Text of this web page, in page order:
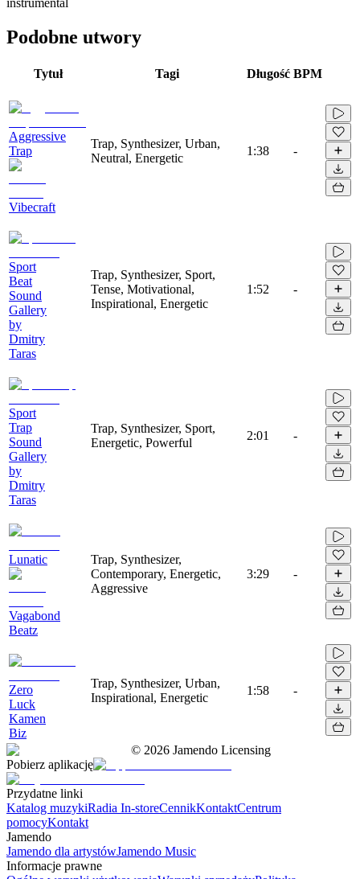
Podobne utwory
Tytuł Tagi Długość BPM
Aggressive
Trap
Vibecraft
Trap, Synthesizer, Urban,
Neutral, Energetic
1:38 -
Sport
Beat
Sound
Gallery
by
Dmitry
Taras
Trap, Synthesizer, Sport,
Tense, Motivational,
Inspirational, Energetic
1:52 -
Sport
Trap
Sound
Gallery
by
Dmitry
Taras
Trap, Synthesizer, Sport,
Energetic, Powerful
2:01 -
Lunatic
Vagabond
Beatz
Trap, Synthesizer,
Contemporary, Energetic,
Aggressive
3:29 -
Zero
Luck
Kamen
Biz
Trap, Synthesizer, Urban,
Inspirational, Energetic
1:58 -
© 2026 Jamendo Licensing
Pobierz aplikację
Przydatne linki
Katalog muzykiRadia In-storeCennikKontaktCentrum
pomocyKontakt
Jamendo
Jamendo dla artystówJamendo Music
Informacje prawne